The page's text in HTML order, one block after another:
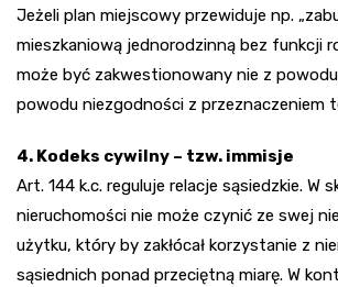
Jeżeli plan miejscowy przewiduje np.
mieszkaniową jednorodzinną bez funkcji
może być zakwestionowany nie z powodu
powodu niezgodności z przeznaczeniem
4. Kodeks cywilny – tzw. immisje
Art. 144 k.c. reguluje relacje sąsiedzkie. W
nieruchomości nie może czynić ze swej
użytku, który by zakłócał korzystanie z
sąsiednich ponad przeciętną miarę. W